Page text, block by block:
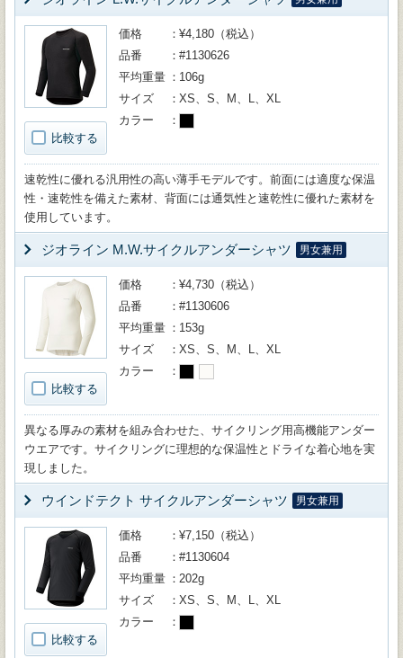
比較する
価格
¥4,180（税込）
品番
#1130626
平均重量
106g
サイズ
XS、S、M、L、XL
カラー
速乾性に優れる汎用性の高い薄手モデルです。前面には適度な保温
性・速乾性を備えた素材、背面には通気性と速乾性に優れた素材を
使用しています。
ジオライン M.W.サイクルアンダーシャツ 男女兼用
比較する
価格
¥4,730（税込）
品番
#1130606
平均重量
153g
サイズ
XS、S、M、L、XL
カラー
異なる厚みの素材を組み合わせた、サイクリング用高機能アンダー
ウエアです。サイクリングに理想的な保温性とドライな着心地を実
現しました。
ウインドテクト サイクルアンダーシャツ 男女兼用
比較する
価格
¥7,150（税込）
品番
#1130604
平均重量
202g
サイズ
XS、S、M、L、XL
カラー